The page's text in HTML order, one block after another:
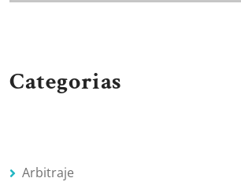
Categorias
Arbitraje